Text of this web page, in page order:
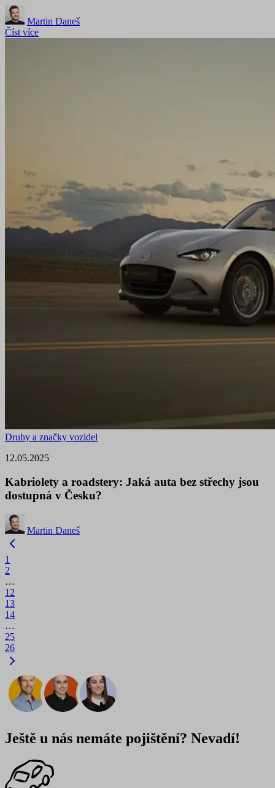
Martin Daneš
Číst více
Druhy a značky vozidel
12.05.2025
Kabriolety a roadstery: Jaká auta bez střechy jsou
dostupná v Česku?
Martin Daneš
1
2
…
12
13
14
…
25
26
Ještě u nás nemáte pojištění? Nevadí!